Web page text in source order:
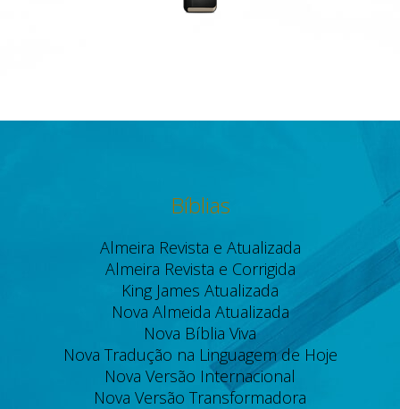
Bíblias
Almeira Revista e Atualizada
Almeira Revista e Corrigida
King James Atualizada
Nova Almeida Atualizada
Nova Bíblia Viva
Nova Tradução na Linguagem de Hoje
Nova Versão Internacional
Nova Versão Transformadora